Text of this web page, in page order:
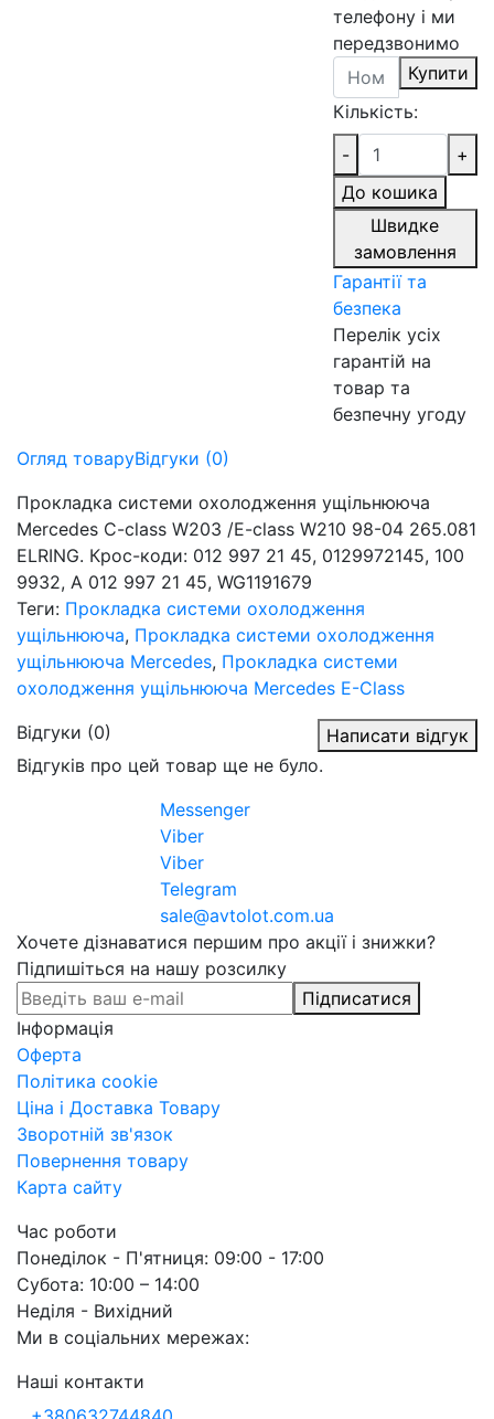
телефону і ми
передзвонимо
Купити
Кількість:
-
+
До кошика
Швидке
замовлення
Гарантії та
безпека
Перелік усіх
гарантій на
товар та
безпечну угоду
Огляд товаруВідгуки (0)
Прокладка системи охолодження ущільнююча
Mercedes C-class W203 /E-class W210 98-04 265.081
ELRING. Крос-коди: 012 997 21 45, 0129972145, 100
9932, A 012 997 21 45, WG1191679
Теги: Прокладка системи охолодження
ущільнююча, Прокладка системи охолодження
ущільнююча Mercedes, Прокладка системи
охолодження ущільнююча Mercedes E-Class
Відгуки (0)
Написати відгук
Відгуків про цей товар ще не було.
Messenger
Viber
Viber
Telegram
sale@avtolot.com.ua
Хочете дізнаватися першим про акції і знижки?
Підпишіться на нашу розсилку
Підписатися
Інформація
Оферта
Політика cookie
Ціна і Доставка Товару
Зворотній зв'язок
Повернення товару
Карта сайту
Час роботи
Понеділок - П'ятниця: 09:00 - 17:00
Субота: 10:00 – 14:00
Неділя - Вихідний
Ми в соціальних мережах:
Наші контакти